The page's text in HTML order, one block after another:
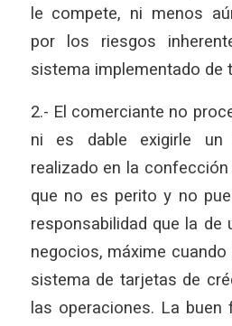
le compete, ni menos
por los riesgos
sistema implementado de
2.- El comerciante no
ni es dable exigirle
realizado en la
que no es perito y no
responsabilidad que la de
negocios, máxime
sistema de tarjetas de
las operaciones. La buen